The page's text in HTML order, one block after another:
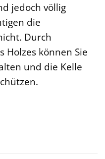
jedoch völlig
die
Durch
Holzes können Sie
und die Kelle